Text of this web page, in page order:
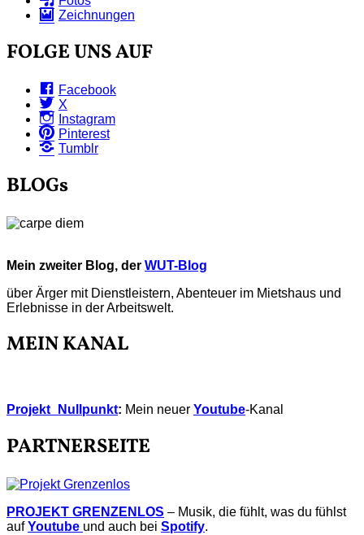
Zeichnungen
FOLGE UNS AUF
Facebook
X
Instagram
Pinterest
Tumblr
BLOGs
Mein zweiter Blog, der WUT-Blog
über Ärger mit Dienstleistern, Abenteuer im Mietshaus und
Erlebnisse in der Arbeitswelt.
MEIN KANAL
Projekt_Nullpunkt: Mein neuer Youtube-Kanal
PARTNERSEITE
PROJEKT GRENZENLOS – Musik, die fühlt, was du fühlst
aufYoutube und auch bei Spotify.